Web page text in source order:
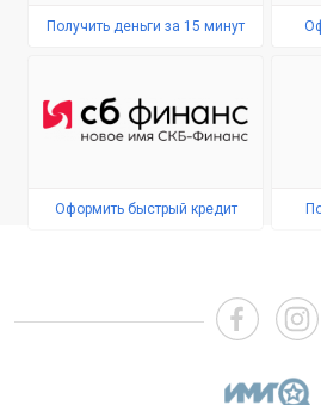
Получить деньги за 15 минут
Оформить быстрый кредит